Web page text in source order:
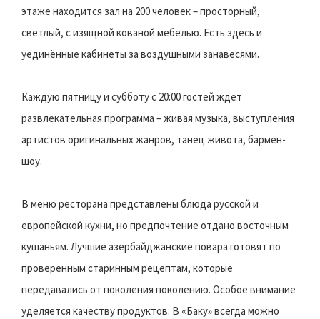
этаже находится зал на 200 человек – просторный,
светлый, с изящной кованой мебелью. Есть здесь и
уединённые кабинеты за воздушными занавесями.
Каждую пятницу и субботу с 20:00 гостей ждёт
развлекательная программа – живая музыка, выступления
артистов оригинальных жанров, танец живота, бармен-
шоу.
В меню ресторана представлены блюда русской и
европейской кухни, но предпочтение отдано восточным
кушаньям. Лучшие азербайджанские повара готовят по
проверенным старинным рецептам, которые
передавались от поколения поколению. Особое внимание
уделяется качеству продуктов. В «Баку» всегда можно